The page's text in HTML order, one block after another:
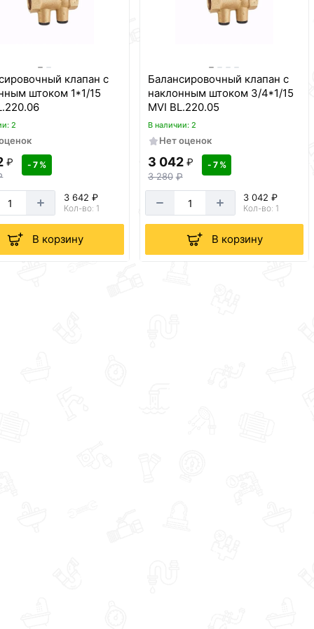
клапан с
штоком 1*1/15
2
₽
- 7 %
3 642 ₽
Кол-во: 1
В корзину
Балансировочный клапан с
наклонным штоком 3/4*1/15
MVI BL.220.05
В наличии: 2
Нет оценок
3 042 ₽
3 280 ₽
- 7 %
3 042 ₽
Кол-во: 1
В корзину